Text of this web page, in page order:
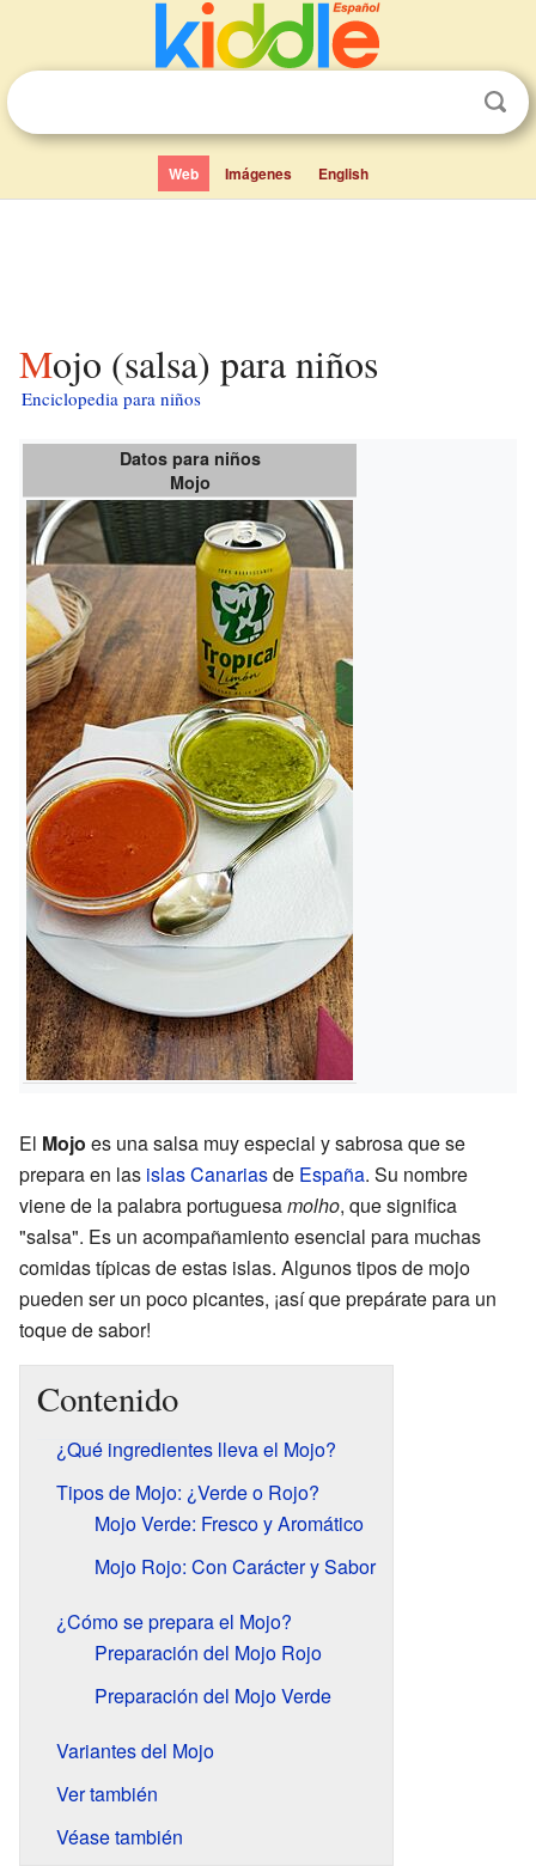
Web Imágenes English
Mojo (salsa) para niños
Enciclopedia para niños
Datos para niños
Mojo
El Mojo es una salsa muy especial y sabrosa que se
prepara en las islas Canariasde España. Su nombre
viene de la palabra portuguesamolho, que significa
"salsa". Es un acompañamiento esencial para muchas
comidas típicas de estas islas. Algunos tipos de mojo
pueden ser un poco picantes, ¡así que prepárate para un
toque de sabor!
Contenido
¿Qué ingredientes lleva el Mojo?
Tipos de Mojo: ¿Verde o Rojo?
Mojo Verde: Fresco y Aromático
Mojo Rojo: Con Carácter y Sabor
¿Cómo se prepara el Mojo?
Preparación del Mojo Rojo
Preparación del Mojo Verde
Variantes del Mojo
Ver también
Véase también